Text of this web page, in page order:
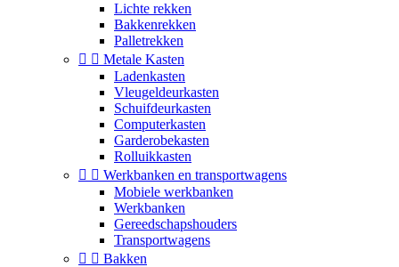
Lichte rekken
Bakkenrekken
Palletrekken
  Metale Kasten
Ladenkasten
Vleugeldeurkasten
Schuifdeurkasten
Computerkasten
Garderobekasten
Rolluikkasten
  Werkbanken en transportwagens
Mobiele werkbanken
Werkbanken
Gereedschapshouders
Transportwagens
  Bakken